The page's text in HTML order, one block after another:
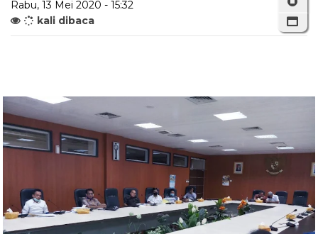
Rabu, 13 Mei 2020 - 15:32
kali dibaca